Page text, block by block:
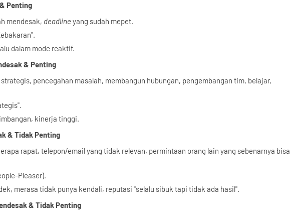
Penting
mendesak, deadline yang sudah mepet.
dalam mode reaktif.
& Penting
pencegahan masalah, membangun hubungan, pengembangan tim, belajar,
kinerja tinggi.
& Tidak Penting
rapat, telepon/email yang tidak relevan, permintaan orang lain yang sebenarnya bisa
Pleaser).
merasa tidak punya kendali, reputasi "selalu sibuk tapi tidak ada hasil".
& Tidak Penting